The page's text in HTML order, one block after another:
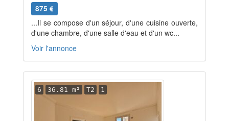
875 €
...Il se compose d'un séjour, d'une cuisine ouverte,
d'une chambre, d'une salle d'eau et d'un wc...
Voir l'annonce
6 36.81 m² T2 1